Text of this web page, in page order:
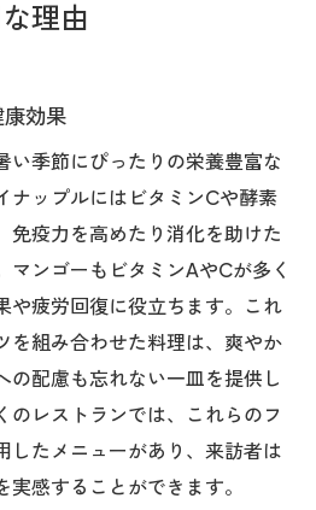
パイナップルとマンゴーの
ーツの甘さと酸味
ーで楽しむフルーツ
ったドリンクの提案
ルーツメニュー
と文化背景
の秘密
トランで夏の味覚を堪能しよ
味覚を発見
理由
効果
い季節にぴったりの栄養豊富な
ナップルにはビタミンCや酵素
免疫力を高めたり消化を助けた
マンゴーもビタミンAやCが多く
や疲労回復に役立ちます。これ
を組み合わせた料理は、爽やか
の配慮も忘れない一皿を提供し
のレストランでは、これらのフ
したメニューがあり、来訪者は
感することができます。